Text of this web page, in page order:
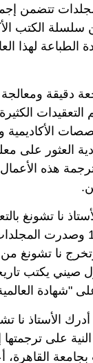
مجلدات تتضمن
الكتب
الطباعة لهذا
دقيقة
التعقيدات
العثور على
ترجمة هذه
نا تشونغ
ونشرت أول مجلداتها عام
الثامن منها عام 2007.
صيني يكتب
"شهادة
الأستاذ نا
على
بجامعة